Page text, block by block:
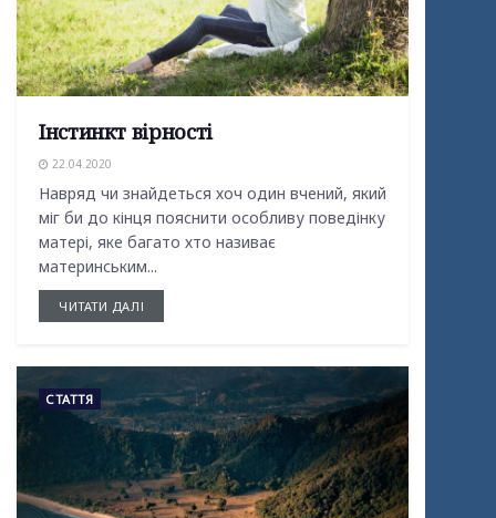
Інстинкт вірності
22.04.2020
Навряд чи знайдеться хоч один вчений, який
міг би до кінця пояснити особливу поведінку
матері, яке багато хто називає
материнським...
ЧИТАТИ ДАЛІ
СТАТТЯ